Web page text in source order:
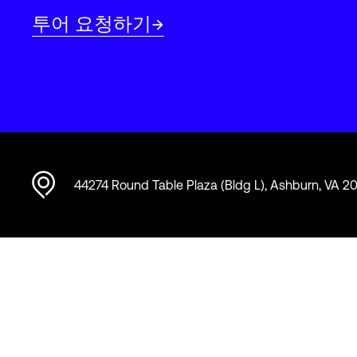
투어 요청하기
44274 Round Table Plaza (Bldg L), Ashburn, VA